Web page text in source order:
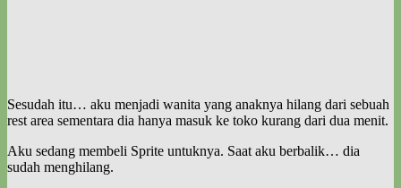
Sesudah itu… aku menjadi wanita yang anaknya hilang dari sebuah
rest area sementara dia hanya masuk ke toko kurang dari dua menit.
Aku sedang membeli Sprite untuknya. Saat aku berbalik… dia
sudah menghilang.